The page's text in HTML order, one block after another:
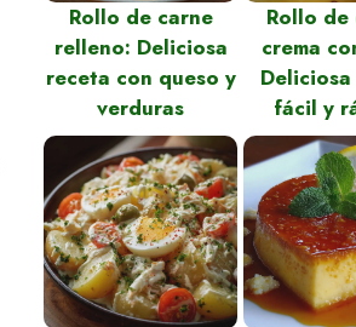
Rollo de carne
relleno: Deliciosa
receta con queso y
verduras
Rollo de
crema
fácil y